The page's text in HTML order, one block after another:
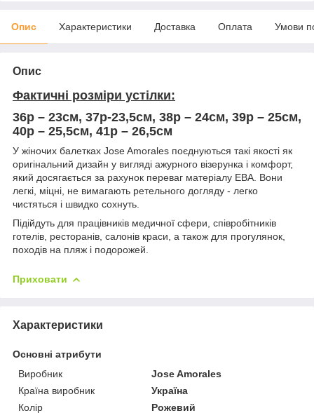
Опис Характеристики Доставка Оплата Умови
Опис
Фактичні розміри устілки:
36р – 23см, 37р-23,5см, 38р – 24см, 39р – 25см,
40р – 25,5см, 41р – 26,5см
У жіночих балетках Jose Amorales поєднуються такі якості як
оригінальний дизайн у вигляді ажурного візерунка і комфорт,
який досягається за рахунок переваг матеріалу ЕВА. Вони
легкі, міцні, не вимагають ретельного догляду - легко
чистяться і швидко сохнуть.
Підійдуть для працівників медичної сфери, співробітників
готелів, ресторанів, салонів краси, а також для прогулянок,
походів на пляж і подорожей.
Приховати
Характеристики
Основні атрибути
Виробник
Jose Amorales
Країна виробник
Україна
Колір
Рожевий